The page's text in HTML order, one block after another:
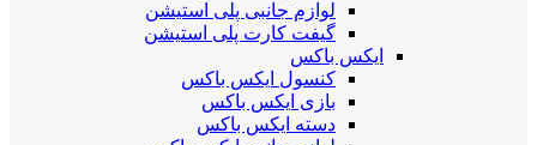
لوازم جانبی پلی استیشن
گیفت کارت پلی استیشن
ایکس باکس
کنسول ایکس باکس
بازی ایکس باکس
دسته ایکس باکس